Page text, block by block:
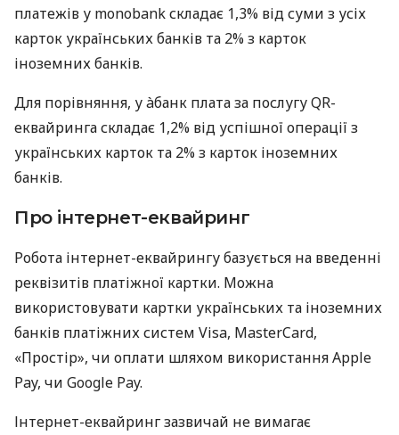
платежів у monobank складає 1,3% від суми з усіх
карток українських банків та 2% з карток
іноземних банків.
Для порівняння, у àбанк плата за послугу QR-
еквайринга складає 1,2% від успішної операції з
українських карток та 2% з карток іноземних
банків.
Про інтернет-еквайринг
Робота інтернет-еквайрингу базується на введенні
реквізитів платіжної картки. Можна
використовувати картки українських та іноземних
банків платіжних систем Visa, MasterCard,
«Простір», чи оплати шляхом використання Apple
Pay, чи Google Pay.
Інтернет-еквайринг зазвичай не вимагає